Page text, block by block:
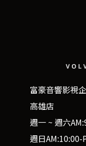
富豪音響影視
高雄店
週一 ~ 週六
週日AM:10:00-